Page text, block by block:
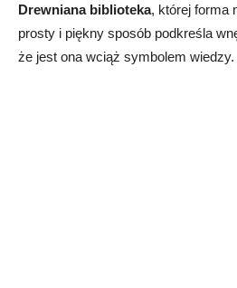
Drewniana biblioteka, której forma
prosty i piękny sposób podkreśla
że jest ona wciąż symbolem wiedzy.